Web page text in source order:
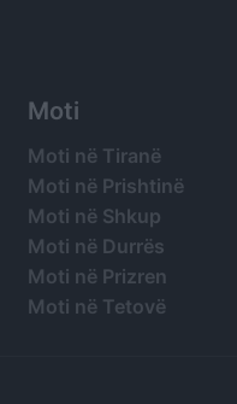
Moti
Moti në Tiranë
Moti në Prishtinë
Moti në Shkup
Moti në Durrës
Moti në Prizren
Moti në Tetovë